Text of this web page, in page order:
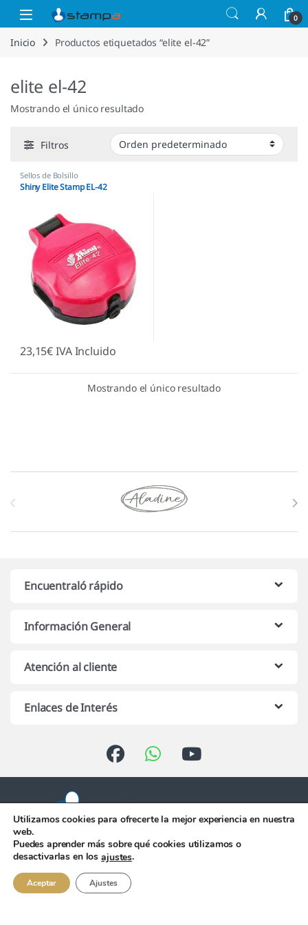
Saltar a la navegación
Saltar al contenido
Open 0
Inicio Productos etiquetados “elite el-42”
elite el-42
Mostrando el único resultado
Filtros
Sellos de Bolsillo
Shiny Elite Stamp EL-42
23,15€IVA Incluido
Mostrando el único resultado
Marcas De Carrusel
Encuentraló rápido
Información General
Atención al cliente
Enlaces de Interés
Atención telefónica de 10:00 h.
956 344 058
Utilizamos cookies para ofrecerte la mejor experiencia en nuestra
web.
Puedes aprender más sobre qué cookies utilizamos o
desactivarlas en losajustes.
Aceptar Ajustes